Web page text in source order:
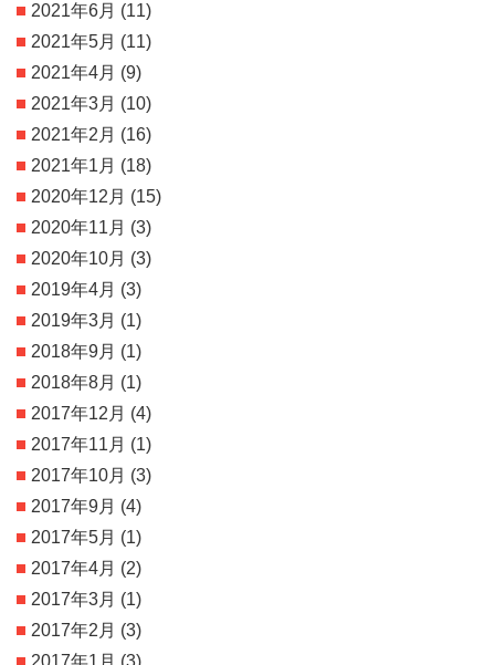
2021年6月 (11)
2021年5月 (11)
2021年4月 (9)
2021年3月 (10)
2021年2月 (16)
2021年1月 (18)
2020年12月 (15)
2020年11月 (3)
2020年10月 (3)
2019年4月 (3)
2019年3月 (1)
2018年9月 (1)
2018年8月 (1)
2017年12月 (4)
2017年11月 (1)
2017年10月 (3)
2017年9月 (4)
2017年5月 (1)
2017年4月 (2)
2017年3月 (1)
2017年2月 (3)
2017年1月 (3)